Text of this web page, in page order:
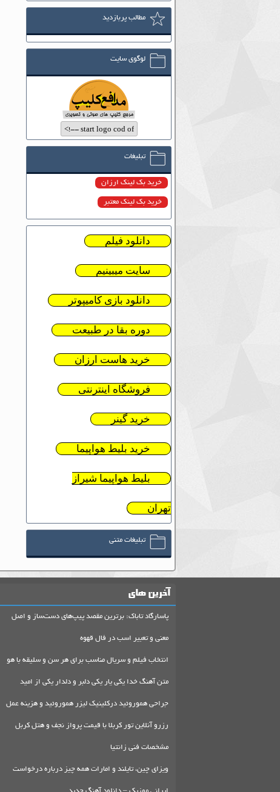
مطالب پربازدید
لوگوی سایت
تبلیغات
خرید بک لینک ارزان
خرید بک لینک معتبر
دانلود فیلم
سایت میبینیم
دانلود بازی کامیپوتر
دوره بقا در طبیعت
خرید هاست ارزان
فروشگاه اینترنتی
خرید گینر
خرید بلیط هواپیما
بلیط هواپیما شیراز
تهران
تبلیغات متنی
آخرین های
پاسارگاد تاباک: برترین مقصد پیپ‌های دست‌ساز و اصل
معنی و تعبیر اسب در فال قهوه
انتخاب فیلم و سریال مناسب برای هر سن و سلیقه با هو
متن آهنگ خدا یکی یار یکی دلبر و دلدار یکی از امید
جراحی هموروئید درکلینیک لیزر هموروئید و هزینه عمل
رزرو آنلاین تور کربلا با قیمت پرواز نجف و هتل کربل
مشخصات فنی زانتیا
ویزای چین، تایلند و امارات همه چیز درباره درخواست